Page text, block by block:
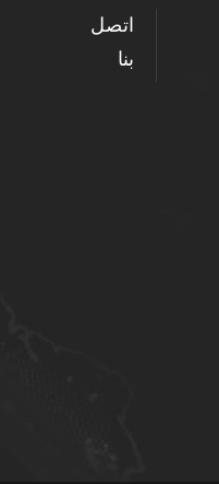
اتصل
بنا